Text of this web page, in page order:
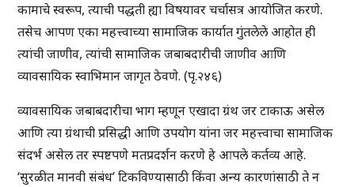
कामाचे स्वरूप, त्याची पद्धती ह्या विषयावर चर्चासत्र आयोजित करणे.
तसेच आपण एका महत्त्वाच्या सामाजिक कार्यात गुंतलेले आहोत ही
त्यांची जाणीव, त्यांची सामाजिक जबाबदारीची जाणीव आणि
व्यावसायिक स्वाभिमान जागृत ठेवणे. (पृ.२४६)
व्यावसायिक जबाबदारीचा भाग म्हणून एखादा ग्रंथ जर टाकाऊ असेल
आणि त्या ग्रंथाची प्रसिद्धी आणि उपयोग यांना जर महत्त्वाचा सामाजिक
संदर्भ असेल तर स्पष्टपणे मतप्रदर्शन करणे हे आपले कर्तव्य आहे.
‘सुरळीत मानवी संबंध’ टिकविण्यासाठी किंवा अन्य कारणांसाठी ते न